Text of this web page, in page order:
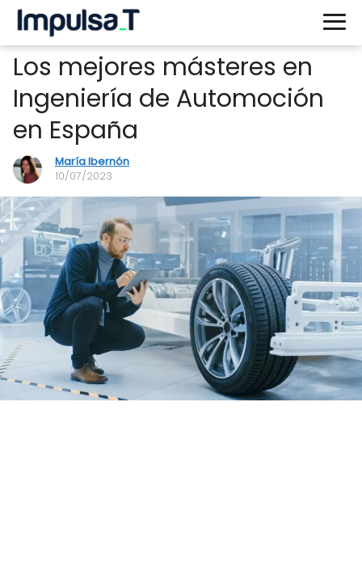
Los mejores másteres en
Ingeniería de Automoción
en España
María Ibernón
10/07/2023